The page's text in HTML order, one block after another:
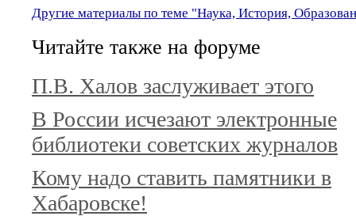
Другие материалы по теме "Наука, История,
Читайте также на форуме
П.В. Халов заслуживает этого
В России исчезают электронные
библиотеки советских журналов
Кому надо ставить памятники в
Хабаровске!